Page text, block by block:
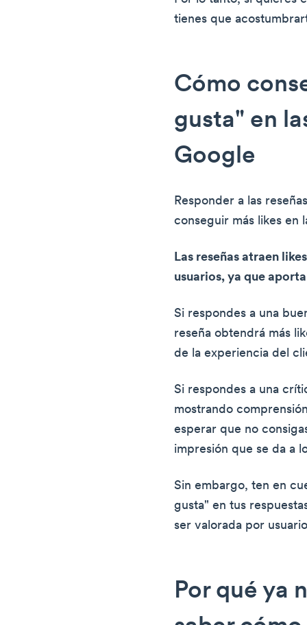
tienes que
Cómo
gusta" en
Google
Responder a las
conseguir más likes en
Las reseñas atraen
usuarios, ya que
Si respondes a una
reseña obtendrá más
de la experiencia del
Si respondes a una
mostrando
esperar que no
impresión que se da a
Sin embargo, ten en
gusta" en tus
ser valorada por
Por qué ya